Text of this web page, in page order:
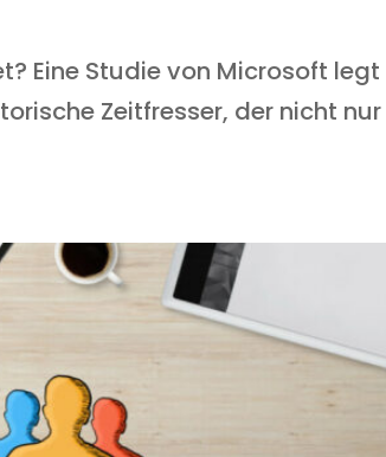
Eine Studie von Microsoft legt
Zeitfresser, der nicht nur